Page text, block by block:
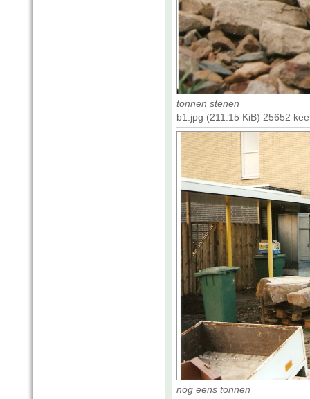
tonnen stenen
b1.jpg (211.15 KiB) 25652
nog eens tonnen